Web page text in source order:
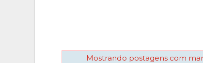
Mostrando postagens com